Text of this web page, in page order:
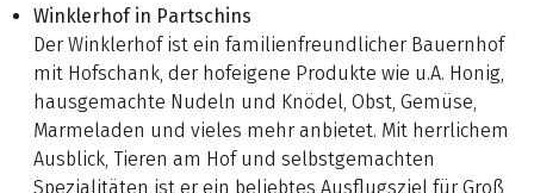
Winklerhof in Partschins
Der Winklerhof ist ein familienfreundlicher Bauernhof
mit Hofschank, der hofeigene Produkte wie u.A. Honig,
hausgemachte Nudeln und Knödel, Obst, Gemüse,
Marmeladen und vieles mehr anbietet. Mit herrlichem
Ausblick, Tieren am Hof und selbstgemachten
Spezialitäten ist er ein beliebtes Ausflugsziel für Groß